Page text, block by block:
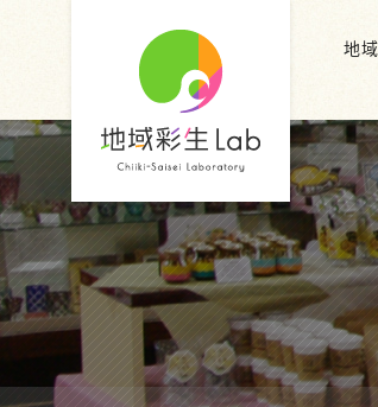
地域彩生
Lab
地